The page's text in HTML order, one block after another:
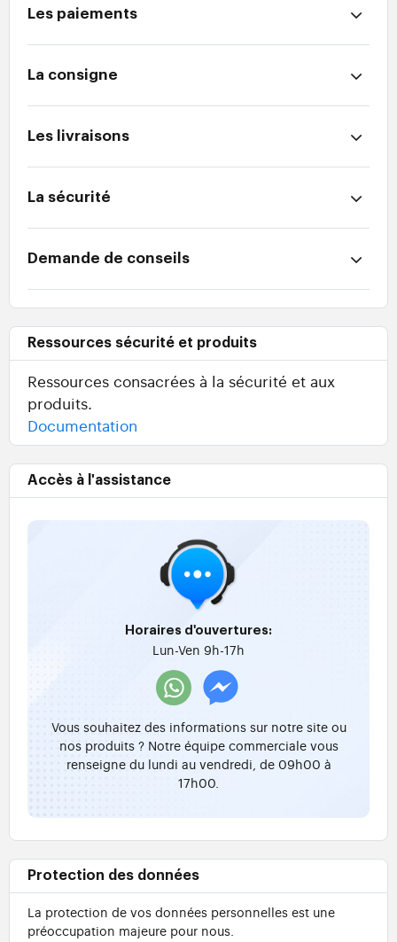
Les paiements
La consigne
Les livraisons
La sécurité
Demande de conseils
Ressources sécurité et produits
Ressources consacrées à la sécurité et aux
produits.
Documentation
Accès à l'assistance
Horaires d'ouvertures:
Lun-Ven 9h-17h
Vous souhaitez des informations sur notre site ou
nos produits ? Notre équipe commerciale vous
renseigne du lundi au vendredi, de 09h00 à
17h00.
Protection des données
La protection de vos données personnelles est une
préoccupation majeure pour nous.